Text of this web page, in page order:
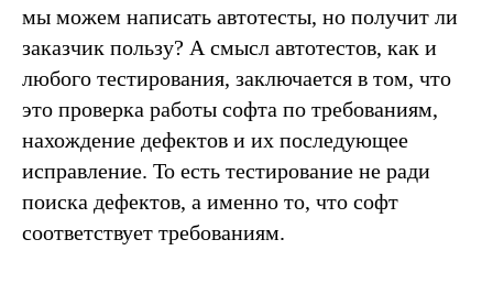
мы можем написать автотесты, но получит ли
заказчик пользу? А смысл автотестов, как и
любого тестирования, заключается в том, что
это проверка работы софта по требованиям,
нахождение дефектов и их последующее
исправление. То есть тестирование не ради
поиска дефектов, а именно то, что софт
соответствует требованиям.